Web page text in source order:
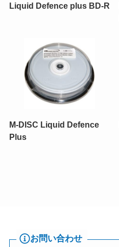
Liquid Defence plus BD-R
M-DISC Liquid Defence
Plus
お問い合わせ